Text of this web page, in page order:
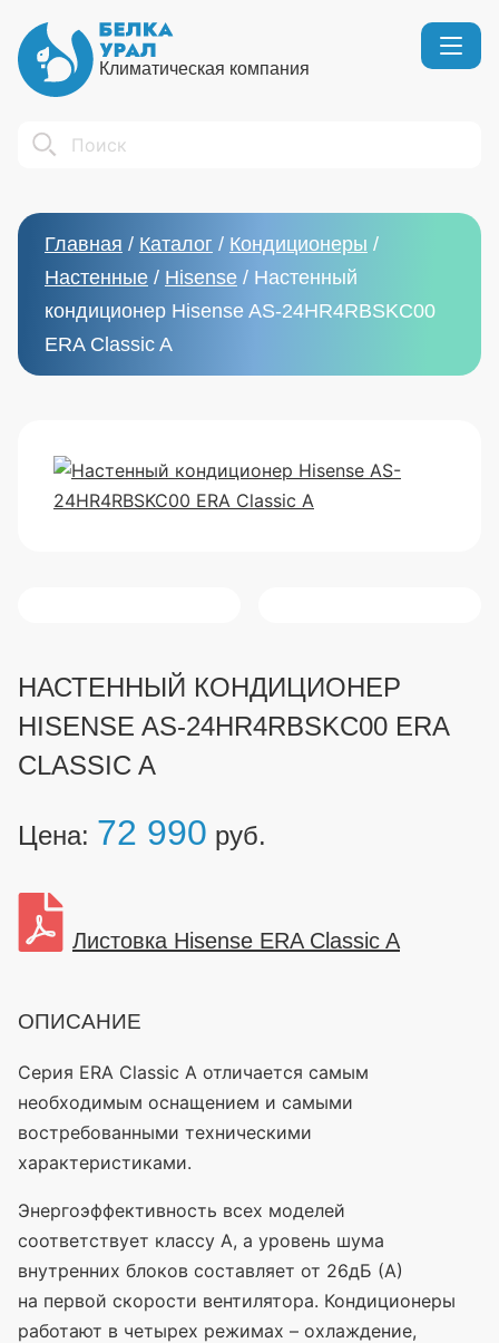
Климатическая компания
Search
Главная / Каталог / Кондиционеры /
Настенные / Hisense / Настенный
кондиционер Hisense AS-24HR4RBSKC00
ERA Classic A
НАСТЕННЫЙ КОНДИЦИОНЕР
HISENSE AS-24HR4RBSKC00 ERA
CLASSIC A
Цена: 72 990 руб.
Листовка Hisense ERA Classic A
ОПИСАНИЕ
Серия ERA Classic A отличается самым
необходимым оснащением и самыми
востребованными техническими
характеристиками.
Энергоэффективность всех моделей
соответствует классу А, а уровень шума
внутренних блоков составляет от 26дБ (А)
на первой скорости вентилятора. Кондиционеры
работают в четырех режимах – охлаждение,
Кондиционеры
Вентиляция
Тепловое оборудование
Реквизиты
Сертификаты